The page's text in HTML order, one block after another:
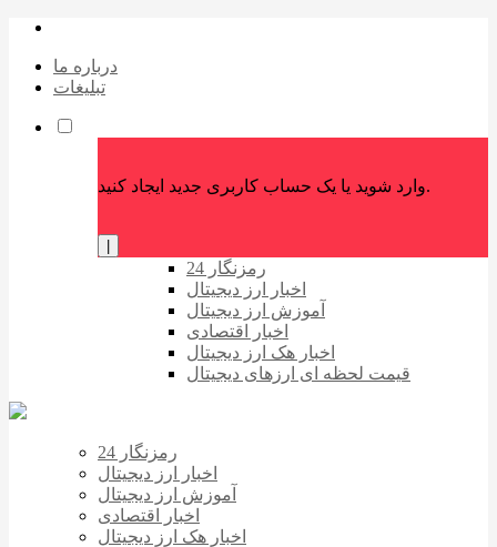
درباره ما
تبلیغات
وارد شوید یا یک حساب کاربری جدید ایجاد کنید.
رمزنگار 24
اخبار ارز دیجیتال
آموزش ارز دیجیتال
اخبار اقتصادی
اخبار هک ارز دیجیتال
قیمت لحظه ای ارزهای دیجیتال
رمزنگار 24
اخبار ارز دیجیتال
آموزش ارز دیجیتال
اخبار اقتصادی
اخبار هک ارز دیجیتال